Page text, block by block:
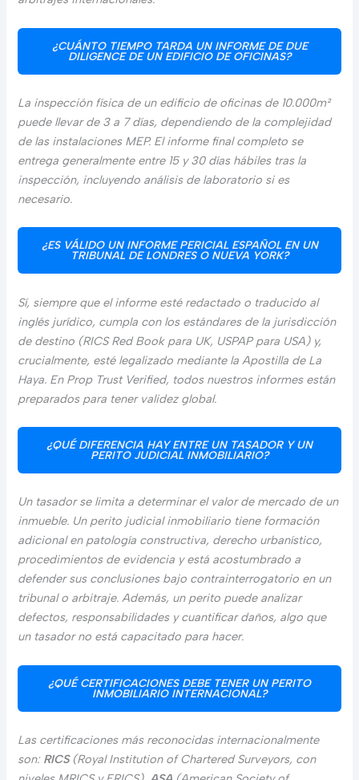
¿CUÁNTO TIEMPO TARDA UN INFORME DE DUE
DILIGENCE DE UN EDIFICIO DE OFICINAS?
La inspección física de un edificio de oficinas de 10.000m²
puede llevar de 3 a 7 días, dependiendo de la complejidad
de las instalaciones MEP. El informe final completo se
entrega generalmente entre 15 y 30 días hábiles tras la
inspección, incluyendo análisis de laboratorio si es
necesario.
¿ES VÁLIDO UN INFORME PERICIAL ESPAÑOL EN UN
TRIBUNAL DE LONDRES O NUEVA YORK?
Sí, siempre que el informe esté redactado o traducido al
inglés jurídico, cumpla con los estándares de la jurisdicción
de destino (RICS Red Book para UK, USPAP para USA) y,
crucialmente, esté legalizado mediante la Apostilla de La
Haya. En Prop Trust Verified, todos nuestros informes están
preparados para tener validez global.
¿QUÉ DIFERENCIA HAY ENTRE UN TASADOR Y UN
PERITO JUDICIAL INMOBILIARIO?
Un tasador se limita a determinar el valor de mercado de un
inmueble. Un perito judicial inmobiliario tiene formación
adicional en patología constructiva, derecho urbanístico,
procedimientos de evidencia y está acostumbrado a
defender sus conclusiones bajo contrainterrogatorio en un
tribunal o arbitraje. Además, un perito puede analizar
defectos, responsabilidades y cuantificar daños, algo que
un tasador no está capacitado para hacer.
¿QUÉ CERTIFICACIONES DEBE TENER UN PERITO
INMOBILIARIO INTERNACIONAL?
Las certificaciones más reconocidas internacionalmente
son: RICS(Royal Institution of Chartered Surveyors, con